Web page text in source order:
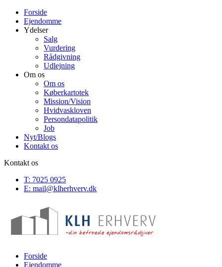
Forside
Ejendomme
Ydelser
Salg
Vurdering
Rådgivning
Udlejning
Om os
Om os
Køberkartotek
Mission/Vision
Hvidvaskloven
Persondatapolitik
Job
Nyt/Blogs
Kontakt os
Kontakt os
T: 7025 0925
E: mail@klherhverv.dk
Forside
Ejendomme